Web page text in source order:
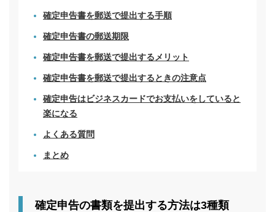
確定申告書を郵送で提出する手順
確定申告書の郵送期限
確定申告書を郵送で提出するメリット
確定申告書を郵送で提出するときの注意点
確定申告はビジネスカードでお支払いをしていると
楽になる
よくある質問
まとめ
確定申告の書類を提出する方法は3種類